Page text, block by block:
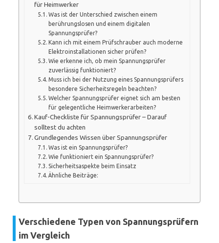
für Heimwerker
Was ist der Unterschied zwischen einem
berührungslosen und einem digitalen
Spannungsprüfer?
Kann ich mit einem Prüfschrauber auch moderne
Elektroinstallationen sicher prüfen?
Wie erkenne ich, ob mein Spannungsprüfer
zuverlässig funktioniert?
Muss ich bei der Nutzung eines Spannungsprüfers
besondere Sicherheitsregeln beachten?
Welcher Spannungsprüfer eignet sich am besten
für gelegentliche Heimwerkerarbeiten?
Kauf-Checkliste für Spannungsprüfer – Darauf
solltest du achten
Grundlegendes Wissen über Spannungsprüfer
Was ist ein Spannungsprüfer?
Wie funktioniert ein Spannungsprüfer?
Sicherheitsaspekte beim Einsatz
Ähnliche Beiträge:
Verschiedene Typen von Spannungsprüfern
im Vergleich